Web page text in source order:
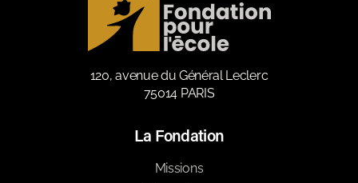
120, avenue du Général Leclerc
75014 PARIS
La Fondation
Missions